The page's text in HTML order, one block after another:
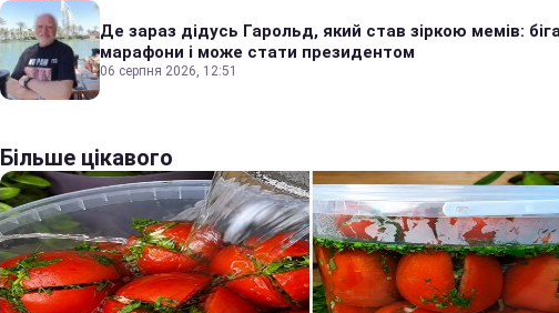
Де зараз дідусь Гарольд, який став зіркою мемів:
марафони і може стати президентом
06 серпня 2026, 12:51
Більше цікавого